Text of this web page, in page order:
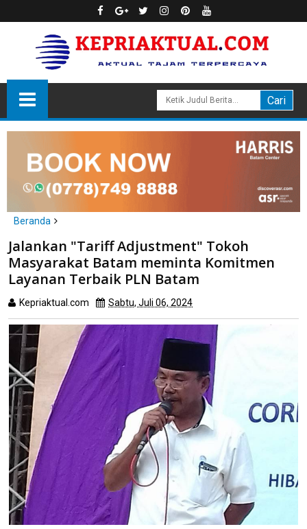
Beranda
Batam
Jalankan "Tariff Adjustment" Tokoh Masyarakat Batam
meminta Komitmen Layanan Terbaik PLN Batam
Jalankan "Tariff Adjustment" Tokoh
Masyarakat Batam meminta Komitmen
Layanan Terbaik PLN Batam
Kepriaktual.com Sabtu, Juli 06, 2024